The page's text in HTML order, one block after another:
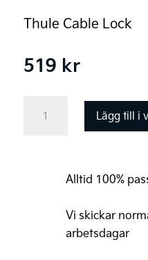
Thule Cable Lock
519 kr
Lägg till i
Alltid 100%
Vi skickar
arbetsdagar